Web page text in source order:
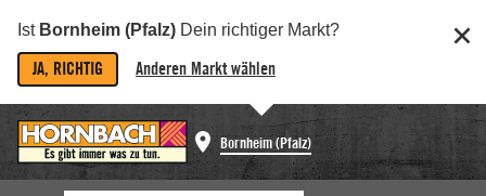
Ist Bornheim (Pfalz) Dein richtiger Markt?
JA, RICHTIG Anderen Markt wählen
Bornheim (Pfalz)